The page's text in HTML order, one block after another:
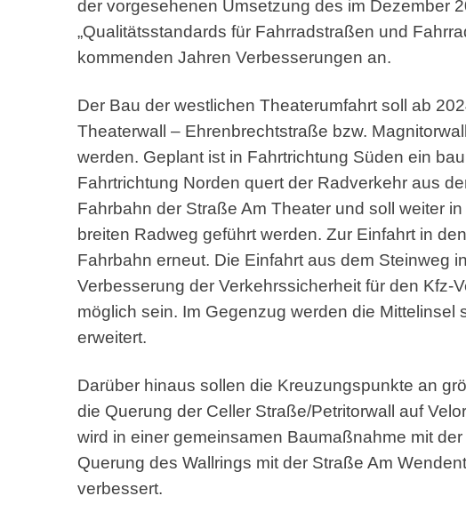
der vorgesehenen Umsetzung des im Dezember
„Qualitätsstandards für Fahrradstraßen und
kommenden Jahren Verbesserungen an.
Der Bau der westlichen Theaterumfahrt soll ab
Theaterwall – Ehrenbrechtstraße bzw.
werden. Geplant ist in Fahrtrichtung Süden ein
Fahrtrichtung Norden quert der Radverkehr aus
Fahrbahn der Straße Am Theater und soll weiter
breiten Radweg geführt werden. Zur Einfahrt in
Fahrbahn erneut. Die Einfahrt aus dem Steinweg
Verbesserung der Verkehrssicherheit für den Kfz-
möglich sein. Im Gegenzug werden die
erweitert.
Darüber hinaus sollen die Kreuzungspunkte an
die Querung der Celler Straße/Petritorwall auf
wird in einer gemeinsamen Baumaßnahme mit
Querung des Wallrings mit der Straße Am
verbessert.